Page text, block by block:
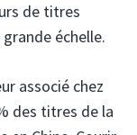
de titres
échelle.
associé chez
des titres de la